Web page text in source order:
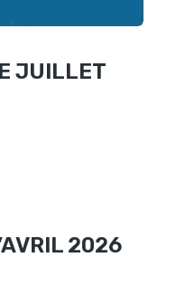
JUILLET
2026